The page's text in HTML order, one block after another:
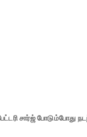
சார்ஜ் போடும்போது